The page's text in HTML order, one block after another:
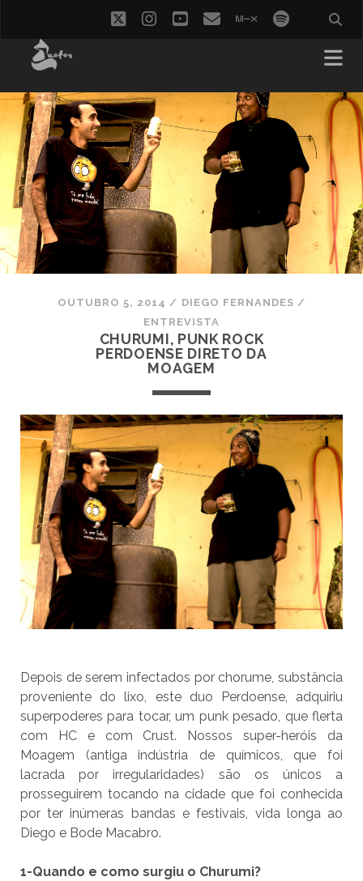
twitterinstagram
youtube
emailmixcloud
spotify
OUTUBRO 5, 2014 / DIEGO FERNANDES /
ENTREVISTA
CHURUMI, PUNK ROCK
PERDOENSE DIRETO DA
MOAGEM
Depois de serem infectados por chorume, substância
proveniente do lixo, este duo Perdoense, adquiriu
superpoderes para tocar, um punk pesado, que flerta
com HC e com Crust. Nossos super-heróis da
Moagem (antiga indústria de químicos, que foi
lacrada por irregularidades) são os únicos a
prosseguirem tocando na cidade que foi conhecida
por ter inúmeras bandas e festivais, vida longa ao
Diego e Bode Macabro.
1-Quando e como surgiu o Churumi?